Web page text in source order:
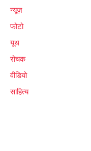
न्यूज़
फोटो
यूथ
रोचक
वीडियो
साहित्य